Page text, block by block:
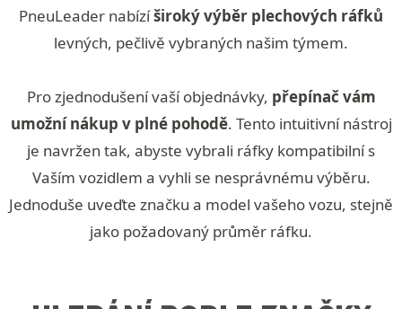
PneuLeader nabízíširoký výběr plechových ráfků
levných, pečlivě vybraných našim týmem.
Pro zjednodušení vaší objednávky, přepínač vám
umožní nákup v plné pohodě. Tento intuitivní nástroj
je navržen tak, abyste vybrali ráfky kompatibilní s
Vaším vozidlem a vyhli se nesprávnému výběru.
Jednoduše uveďte značku a model vašeho vozu, stejně
jako požadovaný průměr ráfku.